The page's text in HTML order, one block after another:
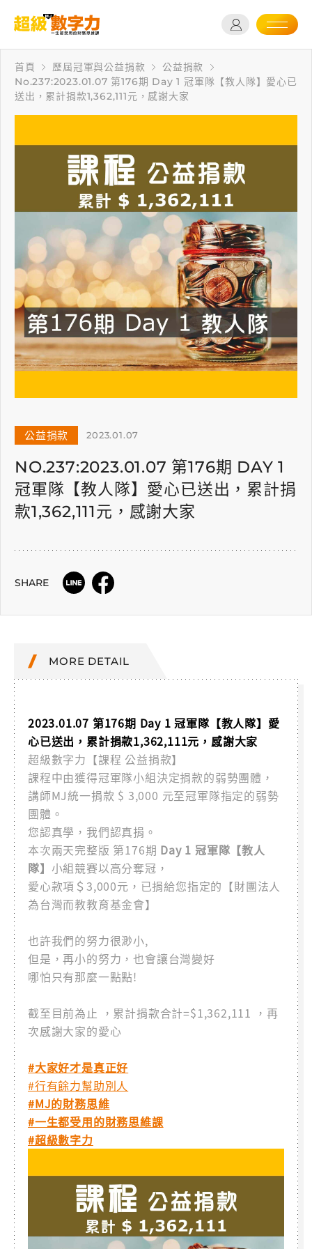
首頁 歷屆冠軍與公益捐款
公益捐款
No.237:2023.01.07 第176期 Day 1 冠軍隊【教人隊】愛心已
送出，累計捐款1,362,111元，感謝大家
公益捐款 2023.01.07
NO.237:2023.01.07 第176期 DAY 1
冠軍隊【教人隊】愛心已送出，累計捐
款1,362,111元，感謝大家
SHARE
MORE DETAIL
2023.01.07 第176期 Day 1 冠軍隊【教人隊】愛
心已送出，累計捐款1,362,111元，感謝大家
超級數字力【課程 公益捐款】
課程中由獲得冠軍隊小組決定捐款的弱勢團體，
講師MJ統一捐款 $ 3,000 元至冠軍隊指定的弱勢
團體。
您認真學，我們認真捐。
本次兩天完整版 第176期 Day 1 冠軍隊【教人
隊】 小組競賽以高分奪冠，
愛心款項＄3,000元，已捐給您指定的【財團法人
為台灣而教教育基金會】
也許我們的努力很渺小,
但是，再小的努力，也會讓台灣變好
哪怕只有那麼一點點!
截至目前為止 ，累計捐款合計=$1,362,111 ，再
次感謝大家的愛心
#大家好才是真正好
#行有餘力幫助別人
#MJ的財務思維
#一生都受用的財務思維課
#超級數字力